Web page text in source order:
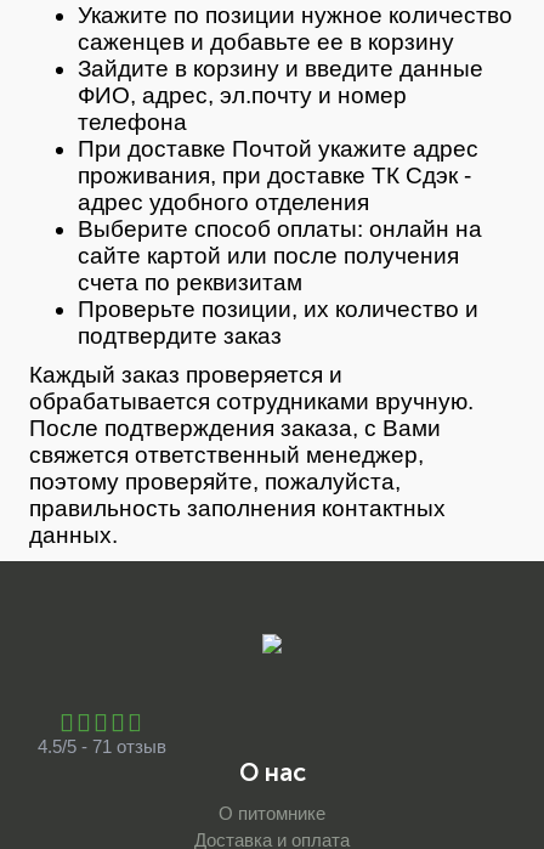
Укажите по позиции нужное количество
саженцев и добавьте ее в корзину
Зайдите в корзину и введите данные
ФИО, адрес, эл.почту и номер
телефона
При доставке Почтой укажите адрес
проживания, при доставке ТК Сдэк -
адрес удобного отделения
Выберите способ оплаты: онлайн на
сайте картой или после получения
счета по реквизитам
Проверьте позиции, их количество и
подтвердите заказ
Каждый заказ проверяется и
обрабатывается сотрудниками вручную.
После подтверждения заказа, с Вами
свяжется ответственный менеджер,
поэтому проверяйте, пожалуйста,
правильность заполнения контактных
данных.
4.5/5 - 71 отзыв
О нас
О питомнике
Доставка и оплата